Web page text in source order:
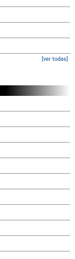
[ver todas]